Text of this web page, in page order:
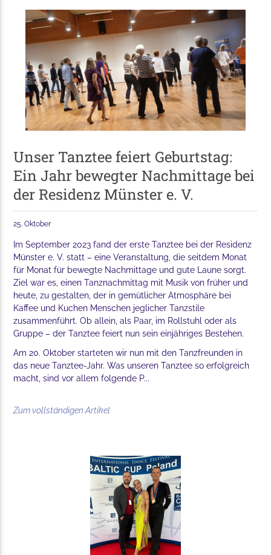
Unser Tanztee feiert Geburtstag:
Ein Jahr bewegter Nachmittage bei
der Residenz Münster e. V.
25. Oktober
Im September 2023 fand der erste Tanztee bei der Residenz
Münster e. V. statt – eine Veranstaltung, die seitdem Monat
für Monat für bewegte Nachmittage und gute Laune sorgt.
Ziel war es, einen Tanznachmittag mit Musik von früher und
heute, zu gestalten, der in gemütlicher Atmosphäre bei
Kaffee und Kuchen Menschen jeglicher Tanzstile
zusammenführt. Ob allein, als Paar, im Rollstuhl oder als
Gruppe – der Tanztee feiert nun sein einjähriges Bestehen.
Am 20. Oktober starteten wir nun mit den Tanzfreunden in
das neue Tanztee-Jahr. Was unseren Tanztee so erfolgreich
macht, sind vor allem folgende P...
Zum vollständigen Artikel